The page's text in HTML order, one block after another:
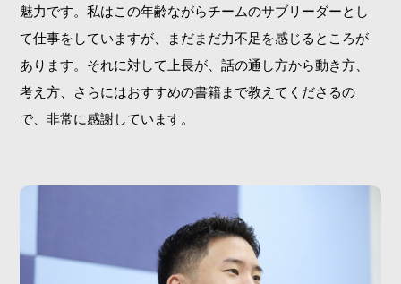
魅力です。私はこの年齢ながらチームのサブリーダーとし
て仕事をしていますが、まだまだ力不足を感じるところが
あります。それに対して上長が、話の通し方から動き方、
考え方、さらにはおすすめの書籍まで教えてくださるの
で、非常に感謝しています。